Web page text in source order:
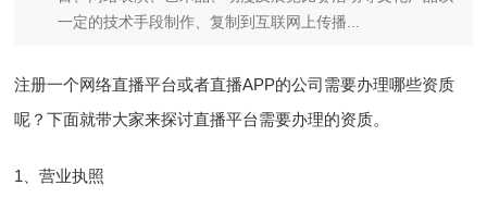
一定的技术手段制作、复制到互联网上传播...
注册一个网络直播平台或者直播APP的公司需要办理哪些资质
呢？下面就带大家来探讨直播平台需要办理的资质。
1、营业执照